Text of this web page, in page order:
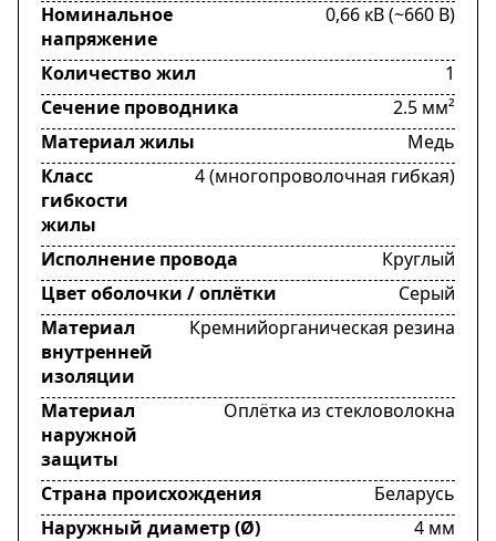
Номинальное
напряжение
0,66 кВ (~660 В)
Количество жил
1
Сечение проводника
2.5 мм²
Материал жилы
Медь
Класс
гибкости
жилы
4 (многопроволочная гибкая)
Исполнение провода
Круглый
Цвет оболочки / оплётки
Серый
Материал
внутренней
изоляции
Кремнийорганическая резина
Материал
наружной
защиты
Оплётка из стекловолокна
Страна происхождения
Беларусь
Наружный диаметр (Ø)
4 мм